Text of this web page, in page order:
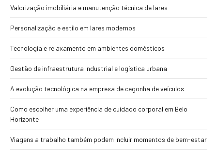
Valorização imobiliária e manutenção técnica de lares
Personalização e estilo em lares modernos
Tecnologia e relaxamento em ambientes domésticos
Gestão de infraestrutura industrial e logística urbana
A evolução tecnológica na empresa de cegonha de veículos
Como escolher uma experiência de cuidado corporal em Belo
Horizonte
Viagens a trabalho também podem incluir momentos de bem-estar